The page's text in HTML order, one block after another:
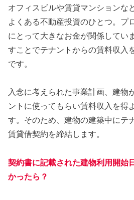
オフィスビルや賃貸マンションな
よくある不動産投資のひとつ。プ
にとって大きなお金が関係してい
すことでテナントからの賃料収入
です。
入念に考えられた事業計画、建物
ントに使ってもらい賃料収入を得
す。そのため、建物の建築中にテ
賃貸借契約を締結します。
契約書に記載された建物利用開始
かったら？